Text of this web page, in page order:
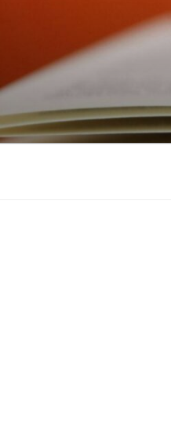
principal